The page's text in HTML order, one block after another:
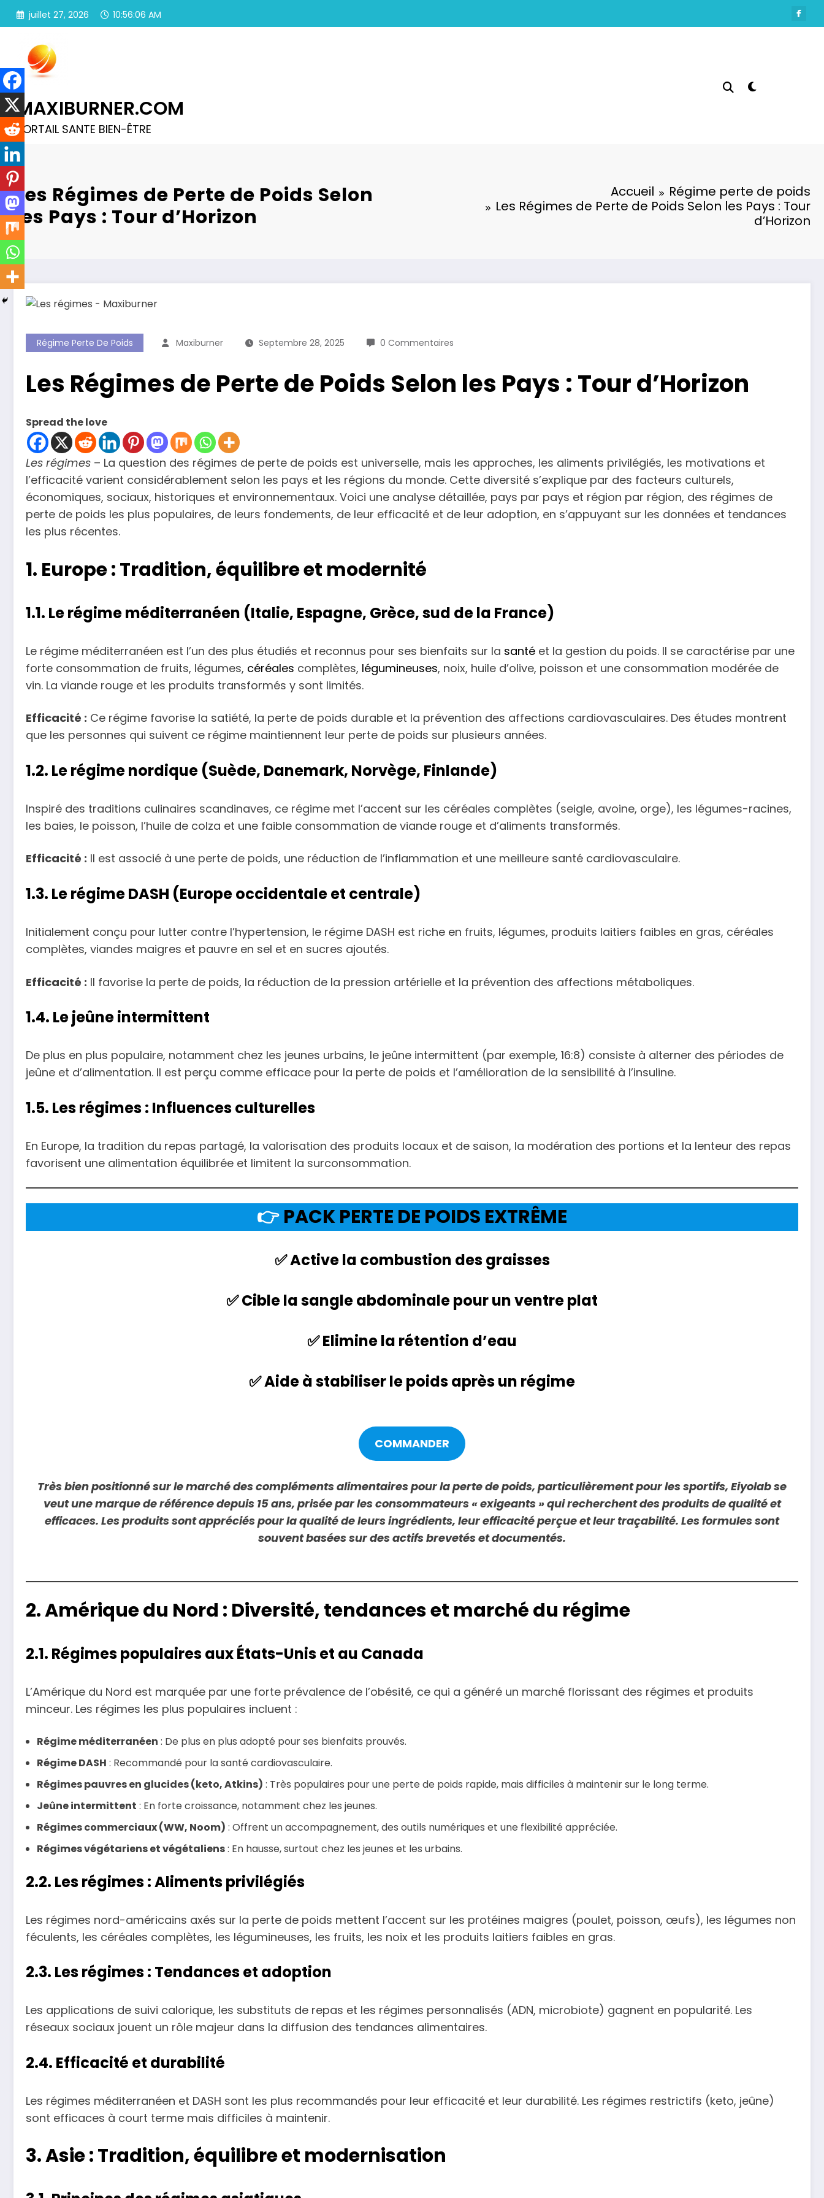
Aller
juillet 27, 2026 10:56:06 AM
MAXIBURNER.COM
PORTAIL SANTE BIEN-ÊTRE
Les Régimes de Perte de Poids Selon
les Pays : Tour d’Horizon
Accueil
Régime perte de poids
Les Régimes de Perte de Poids Selon les Pays : Tour
d’Horizon
Régime Perte De Poids Maxiburner Septembre 28, 2025 0 Commentaires
Les Régimes de Perte de Poids Selon les Pays : Tour d’Horizon
Spread the love
Les régimes – La question des régimes de perte de poids est universelle, mais les approches, les aliments privilégiés, les motivations et
l’efficacité varient considérablement selon les pays et les régions du monde. Cette diversité s’explique par des facteurs culturels,
économiques, sociaux, historiques et environnementaux. Voici une analyse détaillée, pays par pays et région par région, des régimes de
perte de poids les plus populaires, de leurs fondements, de leur efficacité et de leur adoption, en s’appuyant sur les données et tendances
les plus récentes.
1. Europe : Tradition, équilibre et modernité
1.1. Le régime méditerranéen (Italie, Espagne, Grèce, sud de la France)
Le régime méditerranéen est l’un des plus étudiés et reconnus pour ses bienfaits sur la santé et la gestion du poids. Il se caractérise par une
forte consommation de fruits, légumes, céréales complètes, légumineuses, noix, huile d’olive, poisson et une consommation modérée de
vin. La viande rouge et les produits transformés y sont limités.
Efficacité : Ce régime favorise la satiété, la perte de poids durable et la prévention des affections cardiovasculaires. Des études montrent
que les personnes qui suivent ce régime maintiennent leur perte de poids sur plusieurs années.
1.2. Le régime nordique (Suède, Danemark, Norvège, Finlande)
Inspiré des traditions culinaires scandinaves, ce régime met l’accent sur les céréales complètes (seigle, avoine, orge), les légumes-racines,
les baies, le poisson, l’huile de colza et une faible consommation de viande rouge et d’aliments transformés.
Efficacité : Il est associé à une perte de poids, une réduction de l’inflammation et une meilleure santé cardiovasculaire.
1.3. Le régime DASH (Europe occidentale et centrale)
Initialement conçu pour lutter contre l’hypertension, le régime DASH est riche en fruits, légumes, produits laitiers faibles en gras, céréales
complètes, viandes maigres et pauvre en sel et en sucres ajoutés.
Efficacité : Il favorise la perte de poids, la réduction de la pression artérielle et la prévention des affections métaboliques.
1.4. Le jeûne intermittent
De plus en plus populaire, notamment chez les jeunes urbains, le jeûne intermittent (par exemple, 16:8) consiste à alterner des périodes de
jeûne et d’alimentation. Il est perçu comme efficace pour la perte de poids et l’amélioration de la sensibilité à l’insuline.
1.5. Les régimes : Influences culturelles
En Europe, la tradition du repas partagé, la valorisation des produits locaux et de saison, la modération des portions et la lenteur des repas
favorisent une alimentation équilibrée et limitent la surconsommation.
👉PACK PERTE DE POIDS EXTRÊME
✅ Active la combustion des graisses
✅ Cible la sangle abdominale pour un ventre plat
✅ Elimine la rétention d’eau
✅ Aide à stabiliser le poids après un régime
COMMANDER
Très bien positionné sur le marché des compléments alimentaires pour la perte de poids, particulièrement pour les sportifs, Eiyolab se
veut une marque de référence depuis 15 ans, prisée par les consommateurs « exigeants » qui recherchent des produits de qualité et
efficaces. Les produits sont appréciés pour la qualité de leurs ingrédients, leur efficacité perçue et leur traçabilité. Les formules sont
souvent basées sur des actifs brevetés et documentés.
2. Amérique du Nord : Diversité, tendances et marché du régime
2.1. Régimes populaires aux États-Unis et au Canada
L’Amérique du Nord est marquée par une forte prévalence de l’obésité, ce qui a généré un marché florissant des régimes et produits
minceur. Les régimes les plus populaires incluent :
Régime méditerranéen : De plus en plus adopté pour ses bienfaits prouvés.
Régime DASH : Recommandé pour la santé cardiovasculaire.
Régimes pauvres en glucides (keto, Atkins) : Très populaires pour une perte de poids rapide, mais difficiles à maintenir sur le long terme.
Jeûne intermittent : En forte croissance, notamment chez les jeunes.
Régimes commerciaux (WW, Noom) : Offrent un accompagnement, des outils numériques et une flexibilité appréciée.
Régimes végétariens et végétaliens: En hausse, surtout chez les jeunes et les urbains.
2.2. Les régimes : Aliments privilégiés
Les régimes nord-américains axés sur la perte de poids mettent l’accent sur les protéines maigres (poulet, poisson, œufs), les légumes non
féculents, les céréales complètes, les légumineuses, les fruits, les noix et les produits laitiers faibles en gras.
2.3. Les régimes : Tendances et adoption
Les applications de suivi calorique, les substituts de repas et les régimes personnalisés (ADN, microbiote) gagnent en popularité. Les
réseaux sociaux jouent un rôle majeur dans la diffusion des tendances alimentaires.
2.4. Efficacité et durabilité
Les régimes méditerranéen et DASH sont les plus recommandés pour leur efficacité et leur durabilité. Les régimes restrictifs (keto, jeûne)
sont efficaces à court terme mais difficiles à maintenir.
3. Asie : Tradition, équilibre et modernisation